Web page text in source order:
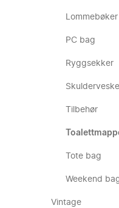
Lommebøker
PC bag
Ryggsekker
Tilbehør
Tote bag
Weekend
Vintage